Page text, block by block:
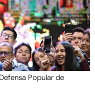
Popular de